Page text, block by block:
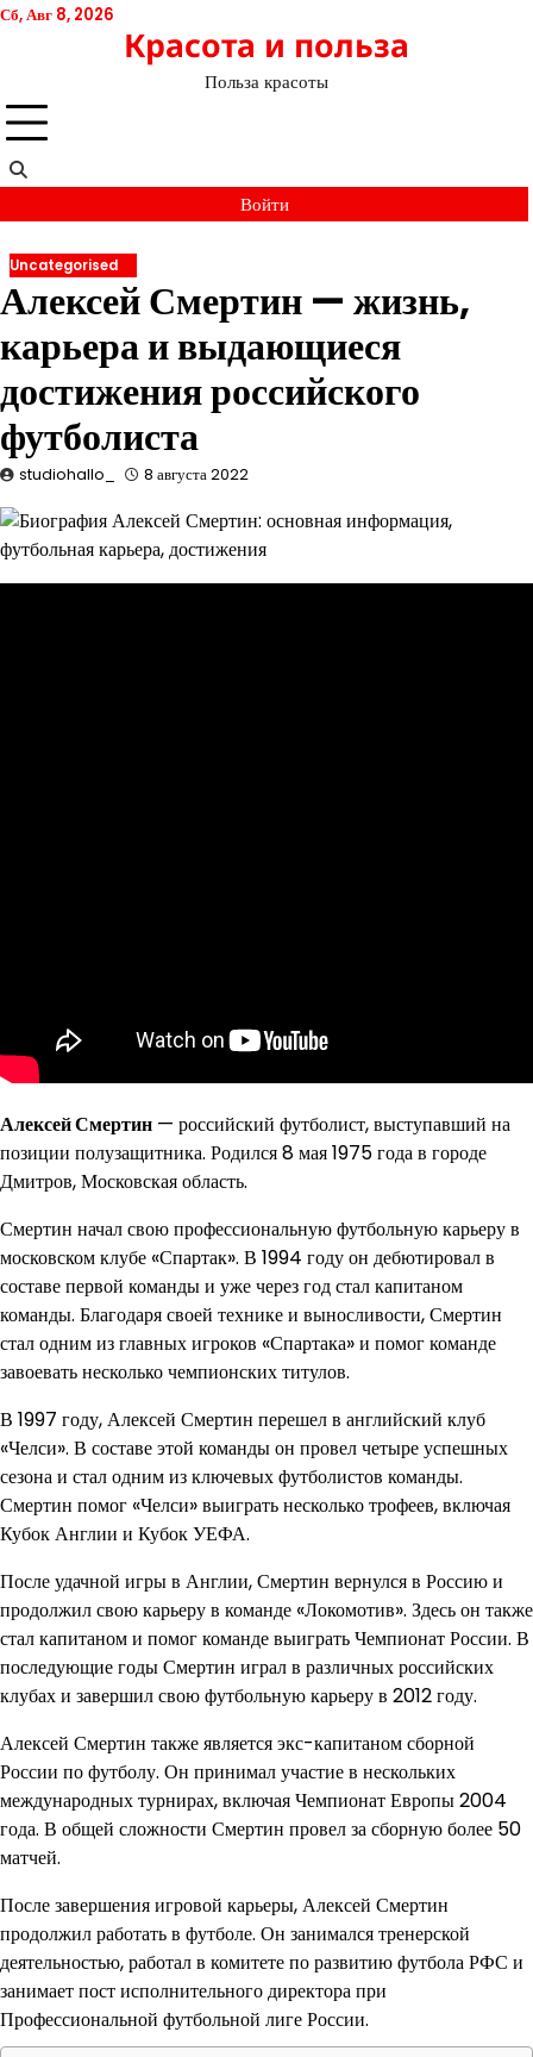
Перейти
Сб, Авг 8, 2026
Красота и польза
Польза красоты
Войти
Uncategorised
Алексей Смертин — жизнь,
карьера и выдающиеся
достижения российского
футболиста
studiohallo_ 8 августа 2022
Алексей Смертин — российский футболист, выступавший на
позиции полузащитника. Родился 8 мая 1975 года в городе
Дмитров, Московская область.
Смертин начал свою профессиональную футбольную карьеру в
московском клубе «Спартак». В 1994 году он дебютировал в
составе первой команды и уже через год стал капитаном
команды. Благодаря своей технике и выносливости, Смертин
стал одним из главных игроков «Спартака» и помог команде
завоевать несколько чемпионских титулов.
В 1997 году, Алексей Смертин перешел в английский клуб
«Челси». В составе этой команды он провел четыре успешных
сезона и стал одним из ключевых футболистов команды.
Смертин помог «Челси» выиграть несколько трофеев, включая
Кубок Англии и Кубок УЕФА.
После удачной игры в Англии, Смертин вернулся в Россию и
продолжил свою карьеру в команде «Локомотив». Здесь он также
стал капитаном и помог команде выиграть Чемпионат России. В
последующие годы Смертин играл в различных российских
клубах и завершил свою футбольную карьеру в 2012 году.
Алексей Смертин также является экс-капитаном сборной
России по футболу. Он принимал участие в нескольких
международных турнирах, включая Чемпионат Европы 2004
года. В общей сложности Смертин провел за сборную более 50
матчей.
После завершения игровой карьеры, Алексей Смертин
продолжил работать в футболе. Он занимался тренерской
деятельностью, работал в комитете по развитию футбола РФС и
занимает пост исполнительного директора при
Профессиональной футбольной лиге России.